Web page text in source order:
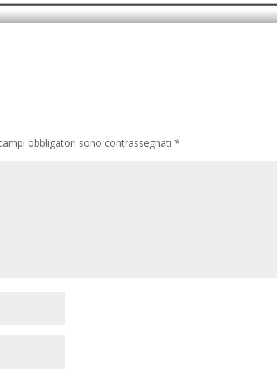
obbligatori sono contrassegnati*